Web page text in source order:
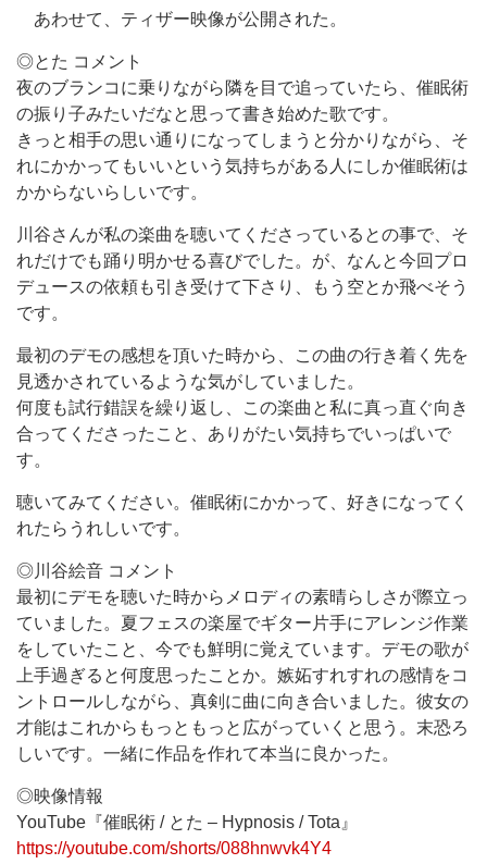
あわせて、ティザー映像が公開された。
◎とた コメント
夜のブランコに乗りながら隣を目で追っていたら、催眠術
の振り子みたいだなと思って書き始めた歌です。
きっと相手の思い通りになってしまうと分かりながら、そ
れにかかってもいいという気持ちがある人にしか催眠術は
かからないらしいです。
川谷さんが私の楽曲を聴いてくださっているとの事で、そ
れだけでも踊り明かせる喜びでした。が、なんと今回プロ
デュースの依頼も引き受けて下さり、もう空とか飛べそう
です。
最初のデモの感想を頂いた時から、この曲の行き着く先を
見透かされているような気がしていました。
何度も試行錯誤を繰り返し、この楽曲と私に真っ直ぐ向き
合ってくださったこと、ありがたい気持ちでいっぱいで
す。
聴いてみてください。催眠術にかかって、好きになってく
れたらうれしいです。
◎川谷絵音 コメント
最初にデモを聴いた時からメロディの素晴らしさが際立っ
ていました。夏フェスの楽屋でギター片手にアレンジ作業
をしていたこと、今でも鮮明に覚えています。デモの歌が
上手過ぎると何度思ったことか。嫉妬すれすれの感情をコ
ントロールしながら、真剣に曲に向き合いました。彼女の
才能はこれからもっともっと広がっていくと思う。末恐ろ
しいです。一緒に作品を作れて本当に良かった。
◎映像情報
YouTube『催眠術 / とた – Hypnosis / Tota』
https://youtube.com/shorts/088hnwvk4Y4